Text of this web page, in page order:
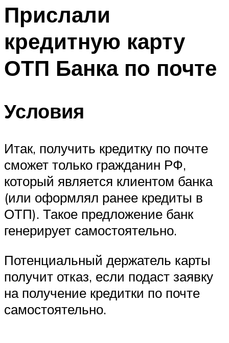
Прислали
кредитную карту
ОТП Банка по почте
Условия
Итак, получить кредитку по почте
сможет только гражданин РФ,
который является клиентом банка
(или оформлял ранее кредиты в
ОТП). Такое предложение банк
генерирует самостоятельно.
Потенциальный держатель карты
получит отказ, если подаст заявку
на получение кредитки по почте
самостоятельно.